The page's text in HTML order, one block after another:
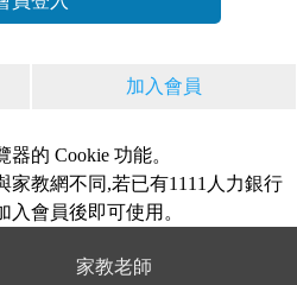
加入會員
的 Cookie 功能。
教網不同,若已有1111人力銀行
會員後即可使用。
家教老師